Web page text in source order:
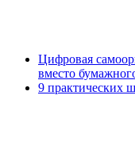
Цифровая
вместо
9 практических